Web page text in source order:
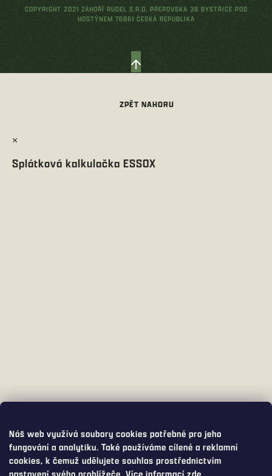
Náš web využívá soubory cookies potřebné pro jeho
fungování a analytiku. Také používáme cílené a reklamní
cookies, k čemuž udělujete souhlas prostřednictvím
COPYRIGHT 2021 ZÁHOŘÍ RUDEL S.R.O. PŘEROVSKÁ 38 BYSTŘICE POD
HOSTÝNEM 76861 ČESKÁ REPUBLIKA
×
Splátková kalkulačka ESSOX